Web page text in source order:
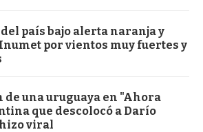
país bajo alerta naranja y
por vientos muy fuertes y
de una uruguaya en "Ahora
que descolocó a Darío
viral